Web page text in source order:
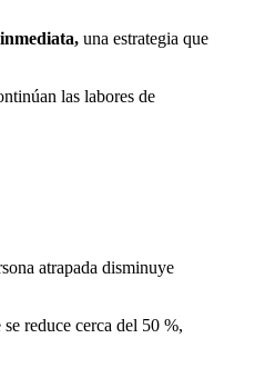
una estrategia que
las labores de
atrapada disminuye
reduce cerca del 50 %,